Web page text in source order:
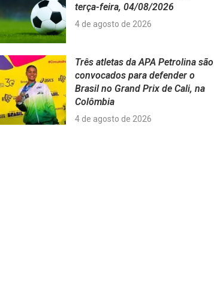
terça-feira, 04/08/2026
4 de agosto de 2026
Três atletas da APA Petrolina são
convocados para defender o
Brasil no Grand Prix de Cali, na
Colômbia
4 de agosto de 2026